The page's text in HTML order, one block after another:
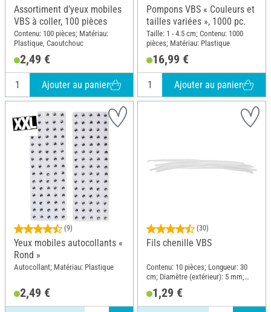
Assortiment d'yeux mobiles
VBS à coller, 100 pièces
Contenu: 100 pièces; Matériau:
Plastique, Caoutchouc
2,49 €
Ajouter au panier
Pompons VBS « Couleurs et
tailles variées », 1000 pc.
Taille: 1 - 4.5 cm; Contenu: 1000
pièces; Matériau: Plastique
16,99 €
Ajouter au panier
(9)
Yeux mobiles autocollants «
Rond »
Autocollant; Matériau: Plastique
2,49 €
(30)
Fils chenille VBS
Contenu: 10 pièces; Longueur: 30
cm; Diamètre (extérieur): 5 mm;
1,29 €